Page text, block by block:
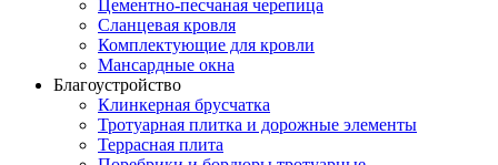
Цементно-песчаная черепица
Сланцевая кровля
Комплектующие для кровли
Мансардные окна
Благоустройство
Клинкерная брусчатка
Тротуарная плитка и дорожные элементы
Террасная плита